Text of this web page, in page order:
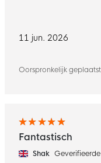
11 jun. 2026
Oorspronkelijk
Fantastisch
Shak